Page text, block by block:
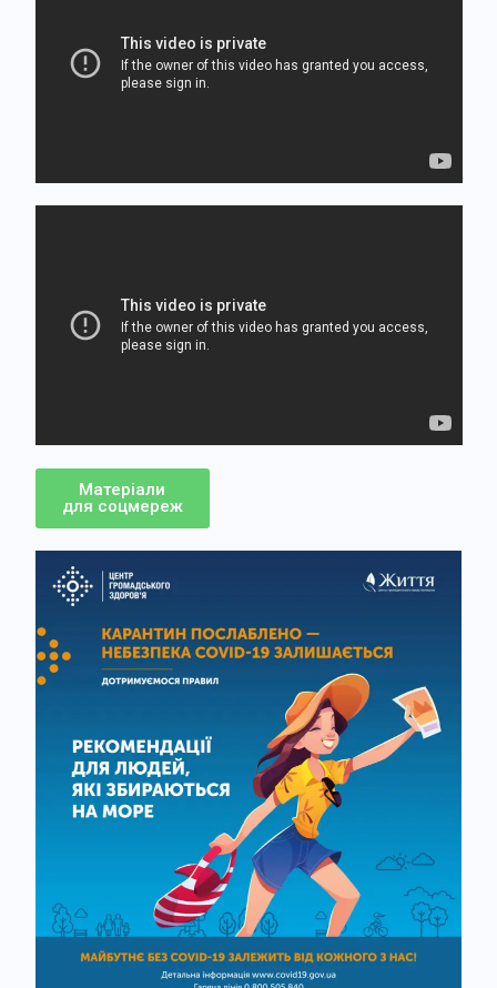
Матеріали
для соцмереж